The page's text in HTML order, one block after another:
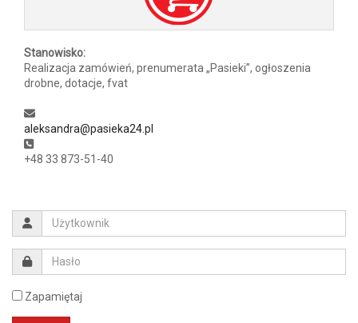
Stanowisko:
Realizacja zamówień, prenumerata „Pasieki”, ogłoszenia
drobne, dotacje, fvat
aleksandra@pasieka24.pl
+48 33 873-51-40
Zapamiętaj